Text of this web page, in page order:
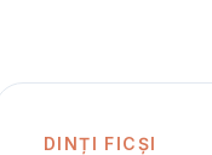
DINȚI FICȘI